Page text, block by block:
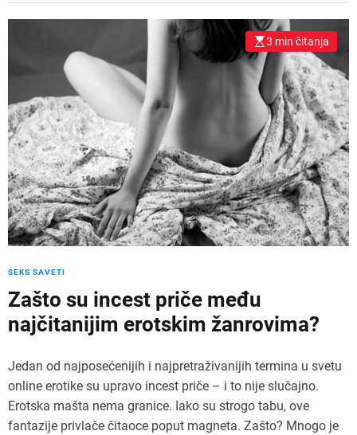
3 min čitanja
SEKS SAVETI
Zašto su incest priče među
najčitanijim erotskim žanrovima?
Jedan od najposećenijih i najpretraživanijih termina u svetu
online erotike su upravo incest priče – i to nije slučajno.
Erotska mašta nema granice. Iako su strogo tabu, ove
fantazije privlače čitaoce poput magneta. Zašto? Mnogo je